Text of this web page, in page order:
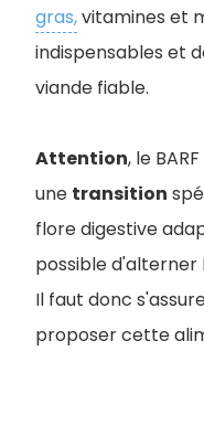
gras,vitamines et
indispensables et
viande fiable.
Attention, le
une transition
flore digestive
possible d'alterner
Il faut donc
proposer cette